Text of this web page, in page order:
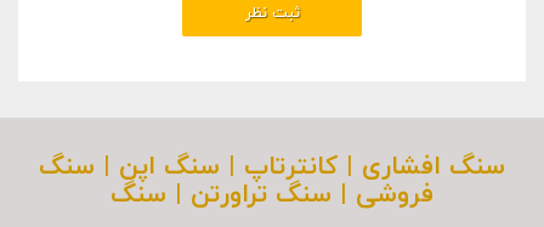
سنگ افشاری | کانترتاپ | سنگ اپن | سنگ
فروشی | سنگ تراورتن | سنگ